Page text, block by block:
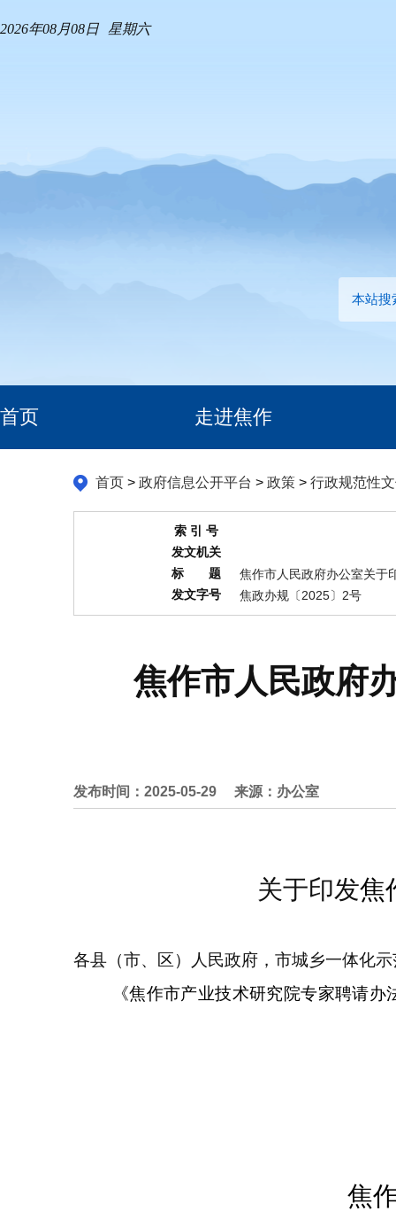
2026年08月08日 星期六
本站搜
首页 走进焦作
首页> 政府信息公开平台 > 政策> 行政规范性
索 引 号
发文机关
标 题
焦作市人民政府办公室关于
发文字号 焦政办规〔2025〕2号
焦作市人民政府
发布时间：2025-05-29 来源：办公室
关于印发焦
各县（市、
区）人民政府，市城乡一体化
《焦作市产业技术研究院专家聘请办
焦